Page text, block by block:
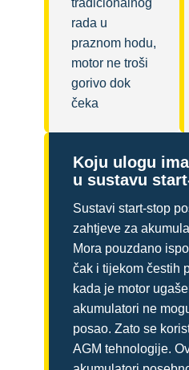
rada u
praznom hodu,
motor ne troši
gorivo dok
čeka
Koju ulogu
u sustavu
Sustavi start-stop
zahtjeve za
Mora pouzdano
čak i tijekom čestih
kada je motor
akumulatori ne
posao. Zato se
AGM tehnologije.